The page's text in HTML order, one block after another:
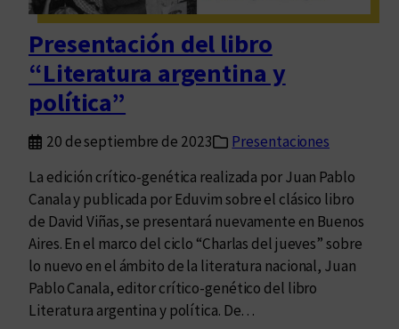
t
e
r
n
a
i
o
n
a
l
O
r
b
i
t
i
c
a
s
d
e
n
t
r
e
s
i
Presentación del libro
“Literatura argentina y
política”
20 de septiembre de 2023
Presentaciones
La edición crítico-genética realizada por Juan Pablo
Canala y publicada por Eduvim sobre el clásico libro
de David Viñas, se presentará nuevamente en Buenos
Aires. En el marco del ciclo “Charlas del jueves” sobre
lo nuevo en el ámbito de la literatura nacional, Juan
Pablo Canala, editor crítico-genético del libro
Literatura argentina y política. De…